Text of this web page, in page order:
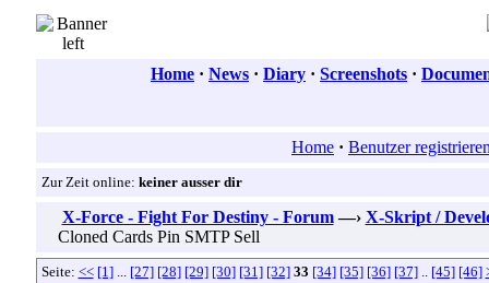
Home · News · Diary · Screenshots ·
Home · Benutzer
Zur Zeit online: keiner ausser dir
X-Force - Fight For Destiny - Forum —› X-Skript /
Cloned Cards Pin SMTP Sell
Seite: << [1]... [27] [28] [29] [30] [31] [32] 33 [34] [35] [36] [37].. [45] [46]